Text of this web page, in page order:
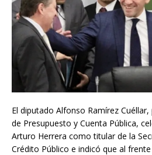
El diputado Alfonso Ramírez
de Presupuesto y Cuenta Pública,
Arturo Herrera como titular de la
Crédito Público e indicó que al